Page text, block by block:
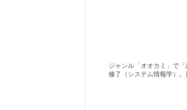
ジャンル「オオカミ」で
修了（システム情報学）